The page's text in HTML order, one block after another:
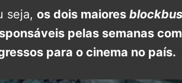
seja, os dois maiores
pelas semanas
para o cinema no país.